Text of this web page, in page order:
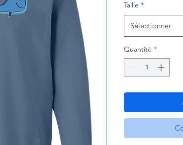
Taille *
Sélectionner
Quantité *